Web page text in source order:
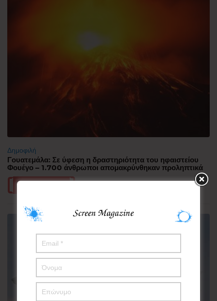
Δημοφιλή
Γουατεμάλα: Σε ύφεση η δραστηριότητα του ηφαιστείου
Φουέγο – 1.700 άνθρωποι απομακρύνθηκαν προληπτικά